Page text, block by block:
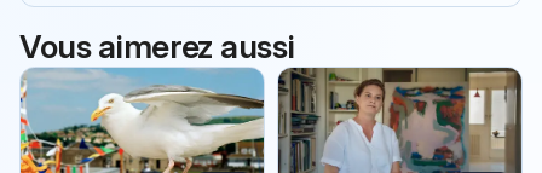
Vous aimerez aussi